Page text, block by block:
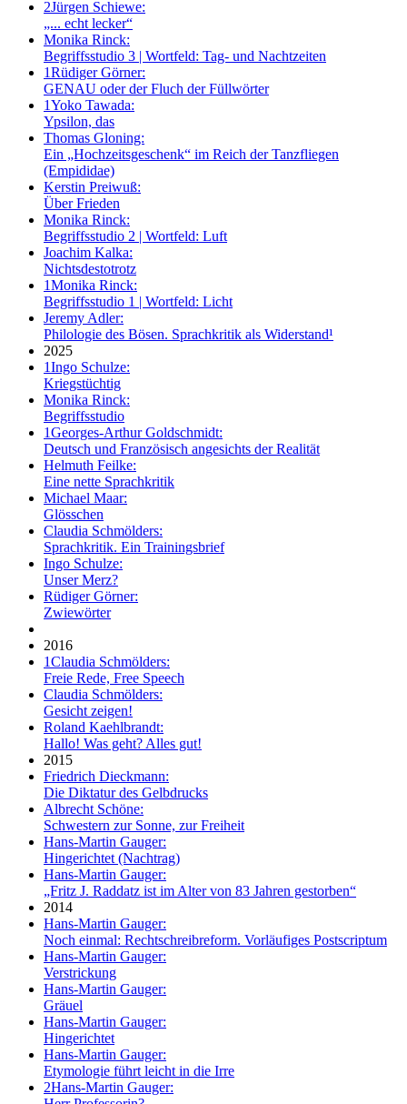
2Jürgen Schiewe:
„... echt lecker“
Monika Rinck:
Begriffsstudio 3 | Wortfeld: Tag- und Nachtzeiten
1Rüdiger Görner:
GENAU oder der Fluch der Füllwörter
1Yoko Tawada:
Ypsilon, das
Thomas Gloning:
Ein „Hochzeitsgeschenk“ im Reich der Tanzfliegen
(Empididae)
Kerstin Preiwuß:
Über Frieden
Monika Rinck:
Begriffsstudio 2 | Wortfeld: Luft
Joachim Kalka:
Nichtsdestotrotz
1Monika Rinck:
Begriffsstudio 1 | Wortfeld: Licht
Jeremy Adler:
Philologie des Bösen. Sprachkritik als Widerstand¹
2025
1Ingo Schulze:
Kriegstüchtig
Monika Rinck:
Begriffsstudio
1Georges-Arthur Goldschmidt:
Deutsch und Französisch angesichts der Realität
Helmuth Feilke:
Eine nette Sprachkritik
Michael Maar:
Glösschen
Claudia Schmölders:
Sprachkritik. Ein Trainingsbrief
Ingo Schulze:
Unser Merz?
Rüdiger Görner:
Zwiewörter
2016
1Claudia Schmölders:
Freie Rede, Free Speech
Claudia Schmölders:
Gesicht zeigen!
Roland Kaehlbrandt:
Hallo! Was geht? Alles gut!
2015
Friedrich Dieckmann:
Die Diktatur des Gelbdrucks
Albrecht Schöne:
Schwestern zur Sonne, zur Freiheit
Hans-Martin Gauger:
Hingerichtet (Nachtrag)
Hans-Martin Gauger:
„Fritz J. Raddatz ist im Alter von 83 Jahren gestorben“
2014
Hans-Martin Gauger:
Noch einmal: Rechtschreibreform. Vorläufiges Postscriptum
Hans-Martin Gauger:
Verstrickung
Hans-Martin Gauger:
Gräuel
Hans-Martin Gauger:
Hingerichtet
Hans-Martin Gauger:
Etymologie führt leicht in die Irre
2Hans-Martin Gauger: